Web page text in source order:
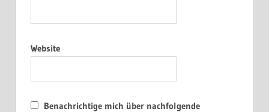
Website
Benachrichtige mich über nachfolgende